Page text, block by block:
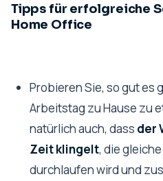
Tipps für erfolgreiche
Home Office
Probieren Sie, so gut es
Arbeitstag zu Hause zu
natürlich auch, dass der
Zeit klingelt, die gleiche
durchlaufen wird und